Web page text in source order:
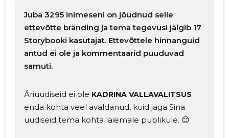
Juba 3295 inimeseni on jõudnud selle
ettevõtte bränding ja tema tegevusi jälgib 17
Storybooki kasutajat. Ettevõttele hinnanguid
antud ei ole ja kommentaarid puuduvad
samuti.
Äriuudiseid ei ole KADRINA VALLAVALITSUS
enda kohta veel avaldanud, kuid jaga Sina
uudiseid tema kohta laiemale publikule. 😊